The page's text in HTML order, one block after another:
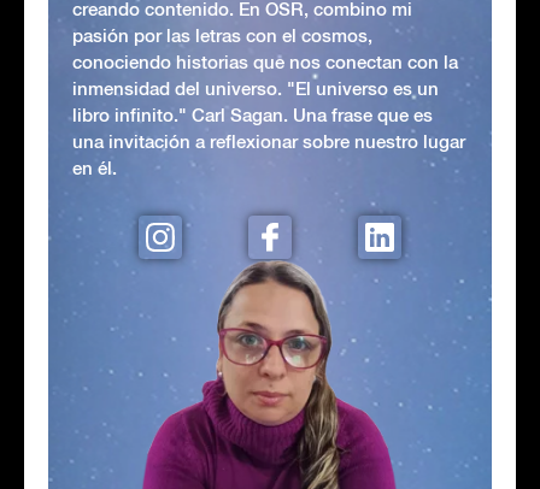
creando contenido. En OSR, combino mi
pasión por las letras con el cosmos,
conociendo historias que nos conectan con la
inmensidad del universo. "El universo es un
libro infinito." Carl Sagan. Una frase que es
una invitación a reflexionar sobre nuestro lugar
en él.